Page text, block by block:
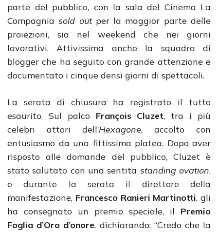
parte del pubblico, con la sala del Cinema La
Compagniasold outper la maggior parte delle
proiezioni, sia nel weekend che nei giorni
lavorativi. Attivissima anche la squadra di
blogger che ha seguito con grande attenzione e
documentato i cinque densi giorni di spettacoli.
La
serata di chiusura ha registrato il tutto
esaurito. Sul palco François Cluzet, tra i più
celebri attori dell’Hexagone, accolto con
entusiasmo da una fittissima platea. Dopo aver
risposto alle domande del pubblico, Cluzet è
stato salutato con una sentita standing ovation,
e durante la serata il direttore della
manifestazione, Francesco Ranieri Martinotti, gli
ha consegnato un premio speciale, il Premio
Foglia d’Oro d’onore, dichiarando: “Credo che la